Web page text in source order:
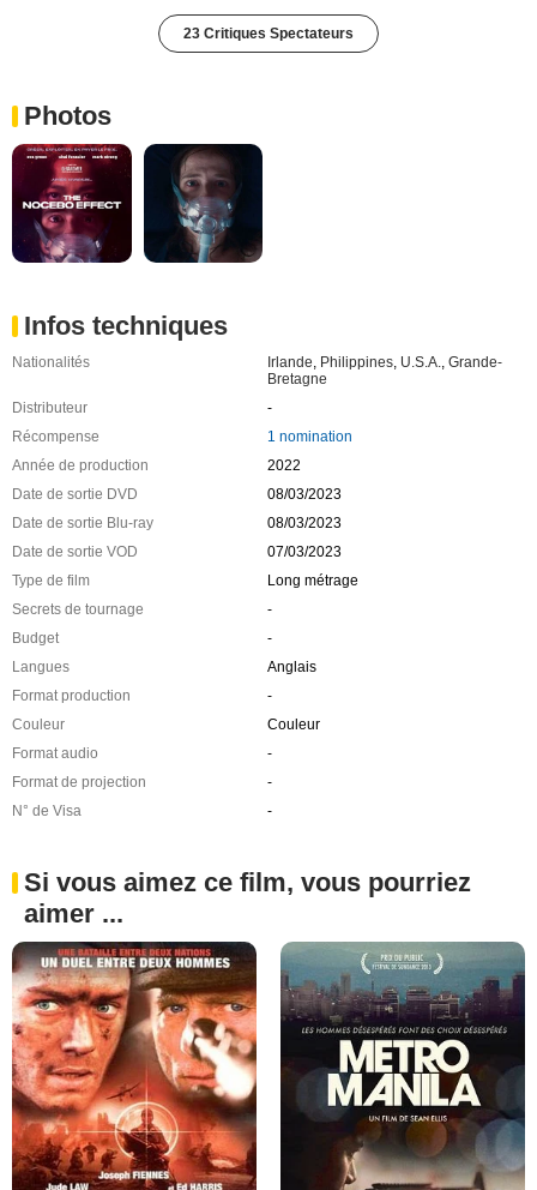
23 Critiques Spectateurs
Photos
Infos techniques
Nationalités Irlande, Philippines, U.S.A., Grande-
Bretagne
Distributeur
-
Récompense
1 nomination
Année de production
2022
Date de sortie DVD
08/03/2023
Date de sortie Blu-ray
08/03/2023
Date de sortie VOD
07/03/2023
Type de film
Long métrage
Secrets de tournage
-
Budget
-
Langues
Anglais
Format production
-
Couleur
Couleur
Format audio
-
Format de projection
-
N° de Visa
-
Si vous aimez ce film, vous pourriez
aimer ...